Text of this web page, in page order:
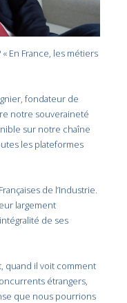
En France, les métiers
fondateur de
notre souveraineté
sur notre chaîne
les plateformes
de l’Industrie.
largement
de ses
quand il voit comment
étrangers,
que nous pourrions